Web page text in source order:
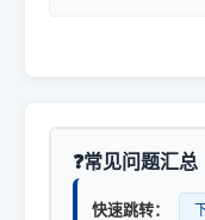
常见问题汇总
快速跳转：